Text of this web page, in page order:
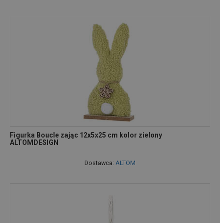
Figurka Boucle zając 12x5x25 cm kolor zielony
ALTOMDESIGN
Dostawca: ALTOM